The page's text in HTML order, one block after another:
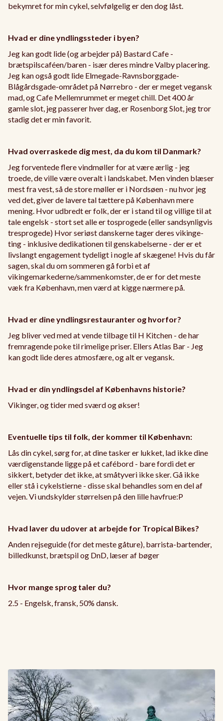
bekymret for min cykel, selvfølgelig er den dog låst.
Hvad er dine yndlingssteder i byen?
Jeg kan godt lide (og arbejder på) Bastard Cafe -
brætspilscaféen/baren - især deres mindre Valby placering.
Jeg kan også godt lide Elmegade-Ravnsborggade-
Blågårdsgade-området på Nørrebro - der er meget vegansk
mad, og Cafe Mellemrummet er meget chill. Det 400 år
gamle slot, jeg passerer hver dag, er Rosenborg Slot, jeg tror
stadig det er min favorit.
Hvad overraskede dig mest, da du kom til Danmark?
Jeg forventede flere vindmøller for at være ærlig - jeg
troede, de ville være overalt i landskabet. Men vinden blæser
mest fra vest, så de store møller er i Nordsøen - nu hvor jeg
ved det, giver de lavere tal tættere på København mere
mening. Hvor udbredt er folk, der er i stand til og villige til at
tale engelsk - stort set alle er tosprogede (eller sandsynligvis
tresprogede) Hvor seriøst danskerne tager deres vikinge-
ting - inklusive dedikationen til genskabelserne - der er et
livslangt engagement tydeligt i nogle af skægene! Hvis du får
sagen, skal du om sommeren gå forbi et af
vikingemarkederne/sammenkomster, de er for det meste
væk fra København, men værd at kigge nærmere på.
Hvad er dine yndlingsrestauranter og hvorfor?
Jeg bliver ved med at vende tilbage til H Kitchen - de har
fremragende poke til rimelige priser. Ellers Atlas Bar - Jeg
kan godt lide deres atmosfære, og alt er vegansk.
Hvad er din yndlingsdel af Københavns historie?
Vikinger, og tider med sværd og økser!
Eventuelle tips til folk, der kommer til København:
Lås din cykel, sørg for, at dine tasker er lukket, lad ikke dine
værdigenstande ligge på et cafébord - bare fordi det er
sikkert, betyder det ikke, at småtyveri ikke sker. Gå ikke
eller stå i cykelstierne - disse skal behandles som en del af
vejen. Vi undskylder størrelsen på den lille havfrue:P
Hvad laver du udover at arbejde for Tropical Bikes?
Anden rejseguide (for det meste gåture), barrista-bartender,
billedkunst, brætspil og DnD, læser af bøger
Hvor mange sprog taler du?
2.5 - Engelsk, fransk, 50% dansk.